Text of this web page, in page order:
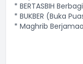
* BERTASBIH
* BUKBER (Buka
* Maghrib